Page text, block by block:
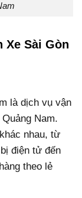
Xe Sài Gòn
là dịch vụ vận
Nam.
nhau, từ
điện tử đến
theo lẻ